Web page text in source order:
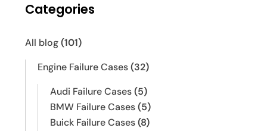
Categories
All blog(101)
Engine Failure Cases(32)
Audi Failure Cases(5)
BMW Failure Cases(5)
Buick Failure Cases(8)